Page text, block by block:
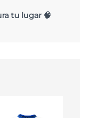
tu lugar 🧠